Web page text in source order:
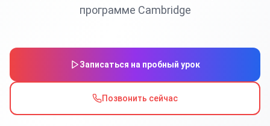
программе Cambridge
Записаться на пробный урок
Позвонить сейчас